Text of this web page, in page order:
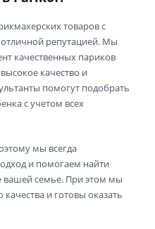
товаров с
репутацией. Мы
качественных париков
качество и
помогут подобрать
с учетом всех
мы всегда
и помогаем найти
вашей семье. При этом мы
и готовы оказать